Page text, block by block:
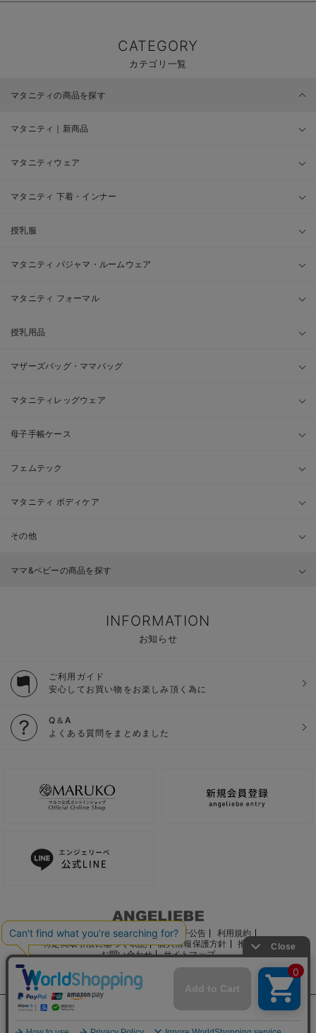
CATEGORY
カテゴリ一覧
マタニティの商品を探す
マタニティ｜新商品
マタニティウェア
マタニティ 下着・インナー
授乳服
マタニティ パジャマ・ルームウェア
マタニティ フォーマル
授乳用品
マザーズバッグ・ママバッグ
マタニティレッグウェア
母子手帳ケース
フェムテック
マタニティ ボディケア
その他
ママ&ベビーの商品を探す
INFORMATION
お知らせ
ご利用ガイド
安心してお買い物をお楽しみ頂く為に
Q＆A
よくある質問をまとめました
ご利用ガイド 会社概要 電子公告
利用規約
特定商取引法に基づく表記
個人情報保護方針
推奨環境
お問い合わせ
サイトマップ
サイト内の文章、画像などの著作物はマルコ株式会社に属します。